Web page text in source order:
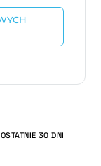
OSTATNIE 30 DNI